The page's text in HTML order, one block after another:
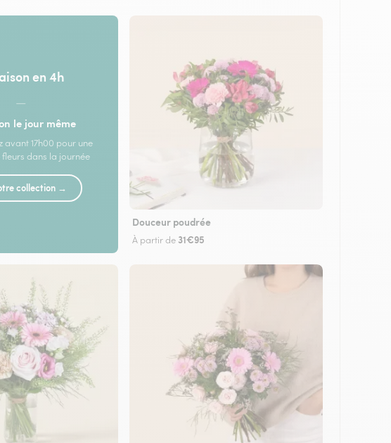
en 4h
—
le jour même
avant 17h00 pour une
dans la journée
collection →
Douceur poudrée
À partir de 31€95